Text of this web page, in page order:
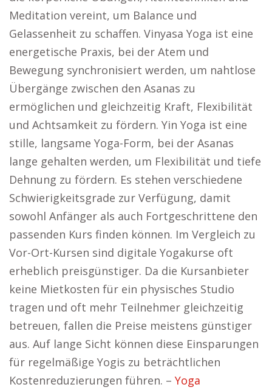
Meditation vereint, um Balance und
Gelassenheit zu schaffen. Vinyasa Yoga ist eine
energetische Praxis, bei der Atem und
Bewegung synchronisiert werden, um nahtlose
Übergänge zwischen den Asanas zu
ermöglichen und gleichzeitig Kraft, Flexibilität
und Achtsamkeit zu fördern. Yin Yoga ist eine
stille, langsame Yoga-Form, bei der Asanas
lange gehalten werden, um Flexibilität und tiefe
Dehnung zu fördern. Es stehen verschiedene
Schwierigkeitsgrade zur Verfügung, damit
sowohl Anfänger als auch Fortgeschrittene den
passenden Kurs finden können. Im Vergleich zu
Vor-Ort-Kursen sind digitale Yogakurse oft
erheblich preisgünstiger. Da die Kursanbieter
keine Mietkosten für ein physisches Studio
tragen und oft mehr Teilnehmer gleichzeitig
betreuen, fallen die Preise meistens günstiger
aus. Auf lange Sicht können diese Einsparungen
für regelmäßige Yogis zu beträchtlichen
Kostenreduzierungen führen. – Yoga